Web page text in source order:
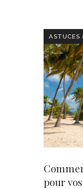
ASTUCES
pour